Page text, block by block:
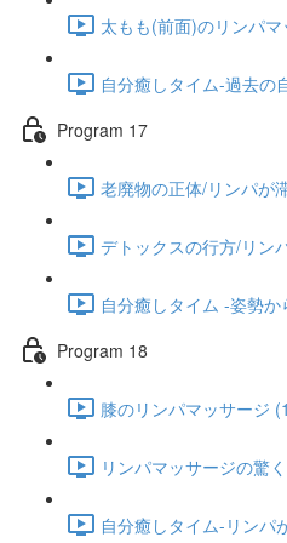
太もも(前面)のリンパ
自分癒しタイム-過去の
Program 17
老廃物の正体/リンパが
デトックスの行方/リン
自分癒しタイム -姿勢
Program 18
膝のリンパマッサージ
リンパマッサージの驚
自分癒しタイム-リンパ